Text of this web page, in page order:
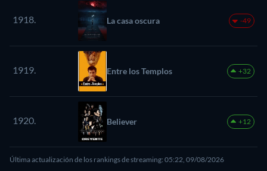
1918. La casa oscura -49
1919. Entre los Templos +32
1920. Believer +12
Última actualización de los rankings de streaming: 05:22, 09/08/2026